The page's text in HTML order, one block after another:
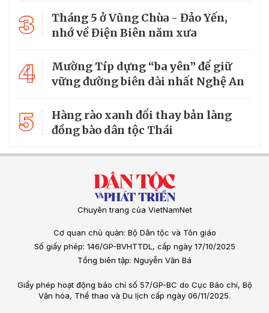
3
Tháng 5 ở Vũng Chùa - Đảo Yến,
nhớ về Điện Biên năm xưa
4
Mường Típ dựng “ba yên” để giữ
vững đường biên dài nhất Nghệ An
5
Hàng rào xanh đổi thay bản làng
đồng bào dân tộc Thái
Chuyên trang của VietNamNet
Cơ quan chủ quản: Bộ Dân tộc và Tôn giáo
Số giấy phép: 146/GP-BVHTTDL, cấp ngày 17/10/2025
Tổng biên tập: Nguyễn Văn Bá
Giấy phép hoạt động báo chí số 57/GP-BC do Cục Báo chí, Bộ
Văn hóa, Thể thao và Du lịch cấp ngày 06/11/2025.